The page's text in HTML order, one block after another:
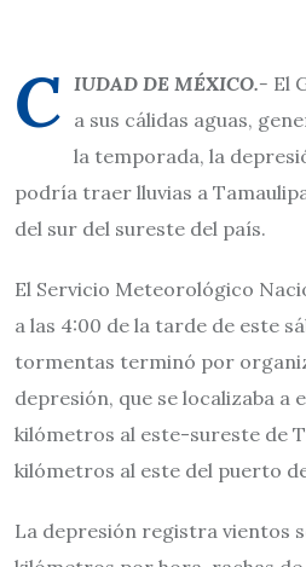
C IUDAD DE MÉXICO.- El
a sus cálidas aguas,
la temporada, la
podría traer lluvias a
del sur del sureste del país.
El Servicio Meteorológico
a las 4:00 de la tarde de este
tormentas terminó por
depresión, que se localizaba a
kilómetros al este-sureste de
kilómetros al este del puerto
La depresión registra vientos